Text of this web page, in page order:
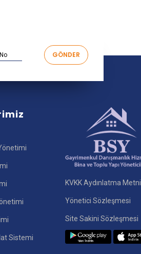
Sistemi
KVKK Aydınlatma Metni
Yönetici Sözleşmesi
Site Sakini Sözleşmesi